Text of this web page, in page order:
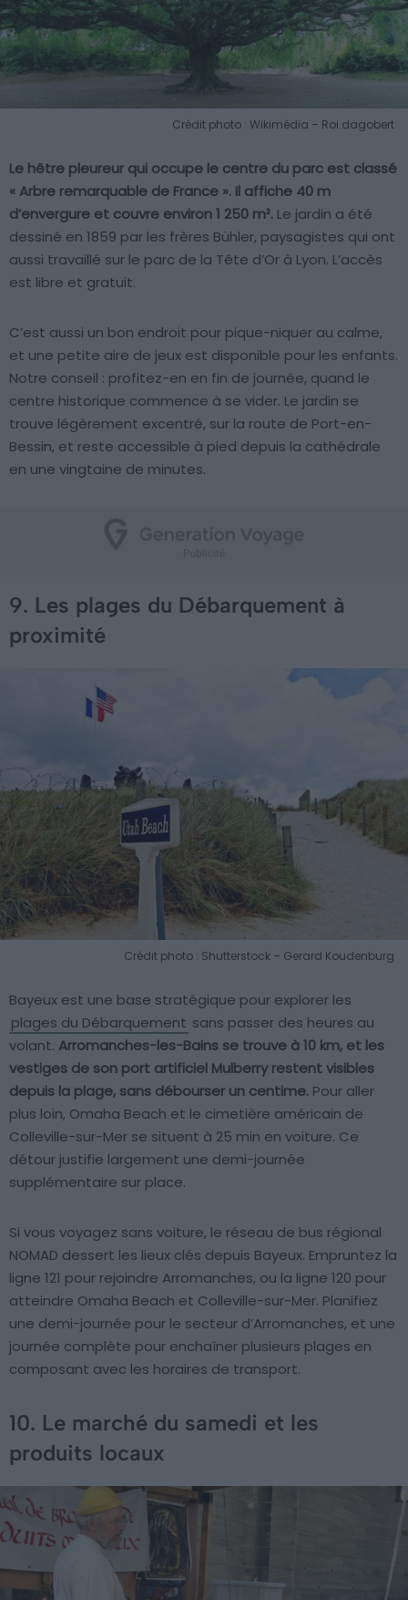
Crédit photo : Wikimédia – Roi.dagobert
Le hêtre pleureur qui occupe le centre du parc est classé
« Arbre remarquable de France ». Il affiche 40 m
d’envergure et couvre environ 1 250 m². Le jardin a été
dessiné en 1859 par les frères Bühler, paysagistes qui ont
aussi travaillé sur le parc de la Tête d’Or à Lyon. L’accès
est libre et gratuit.
C’est aussi un bon endroit pour pique-niquer au calme,
et une petite aire de jeux est disponible pour les enfants.
Notre conseil : profitez-en en fin de journée, quand le
centre historique commence à se vider. Le jardin se
trouve légèrement excentré, sur la route de Port-en-
Bessin, et reste accessible à pied depuis la cathédrale
en une vingtaine de minutes.
9. Les plages du Débarquement à
proximité
Crédit photo : Shutterstock – Gerard Koudenburg
Bayeux est une base stratégique pour explorer les
plages du Débarquement sans passer des heures au
volant. Arromanches-les-Bains se trouve à 10 km, et les
vestiges de son port artificiel Mulberry restent visibles
depuis la plage, sans débourser un centime. Pour aller
plus loin, Omaha Beach et le cimetière américain de
Colleville-sur-Mer se situent à 25 min en voiture. Ce
détour justifie largement une demi-journée
supplémentaire sur place.
Si vous voyagez sans voiture, le réseau de bus régional
NOMAD dessert les lieux clés depuis Bayeux. Empruntez la
ligne 121 pour rejoindre Arromanches, ou la ligne 120 pour
atteindre Omaha Beach et Colleville-sur-Mer. Planifiez
une demi-journée pour le secteur d’Arromanches, et une
journée complète pour enchaîner plusieurs plages en
composant avec les horaires de transport.
10. Le marché du samedi et les
produits locaux